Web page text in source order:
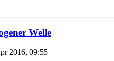
Welle
2016, 09:55